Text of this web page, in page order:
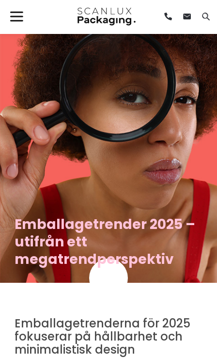
Emballagetrender 2025 –
utifrån ett
megatrendperspektiv
Emballagetrenderna för 2025
fokuserar på hållbarhet och
minimalistisk design